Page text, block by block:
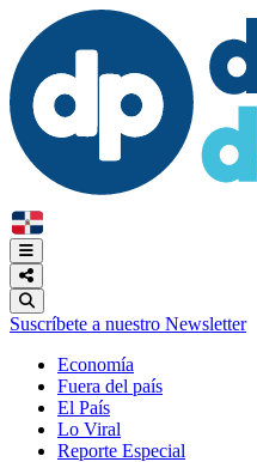
Suscríbete a nuestro Newsletter
Economía
Fuera del país
El País
Lo Viral
Reporte Especial